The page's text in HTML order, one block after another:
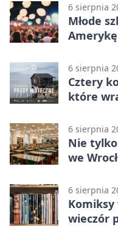
6 sierpnia
Młode
6 sierpnia
Cztery
które
6 sierpnia
Nie
we
6 sierpnia
Komiksy
wieczór